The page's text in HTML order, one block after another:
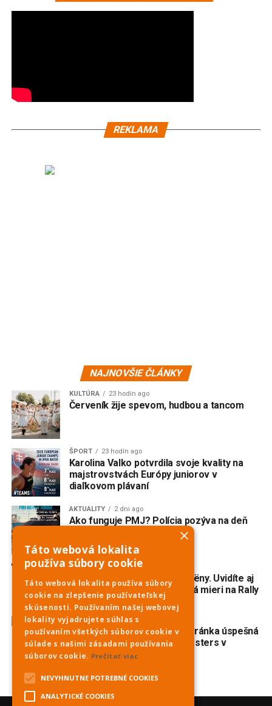
REKLAMA
NAJNOVŠIE ČLÁNKY
KULTÚRA 23 hodín ago
Červeník žije spevom, hudbou a tancom
ŠPORT 23 hodín ago
Karolina Valko potvrdila svoje kvality na
majstrovstvách Európy juniorov v
diaľkovom plávaní
AKTUALITY 2 dni ago
Ako funguje PMJ? Polícia pozýva na deň
AKTUALITY 3 dni ago
Do Piešťan mieria opäť Citroëny. Uvidíte aj
dvojmotorovú „kačicu“, ktorá mieri na Rally
Dakar Classic
ŠPORT 4 dni ago
Veslovanie: Piešťanská veteránka úspešná
na prestížnej regate Euromasters v
Mníchove
×
Táto webová lokalita
používa súbory cookie
Táto webová lokalita používa súbory
cookie na zlepšenie používateľskej
skúsenosti. Používaním našej webovej
lokality vyjadrujete súhlas s
používaním všetkých súborov cookie v
súlade s našimi zásadami používania
súborov cookie. Prečítať viac
NEVYHNUTNE POTREBNÉ COOKIES
ANALYTICKÉ COOKIES